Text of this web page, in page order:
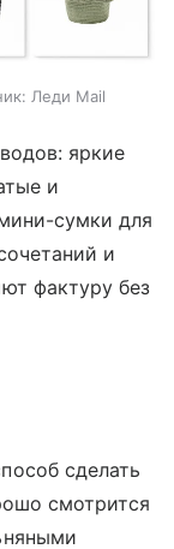
Леди Mail
яркие
и
сумки для
и
фактуру без
сделать
смотрится